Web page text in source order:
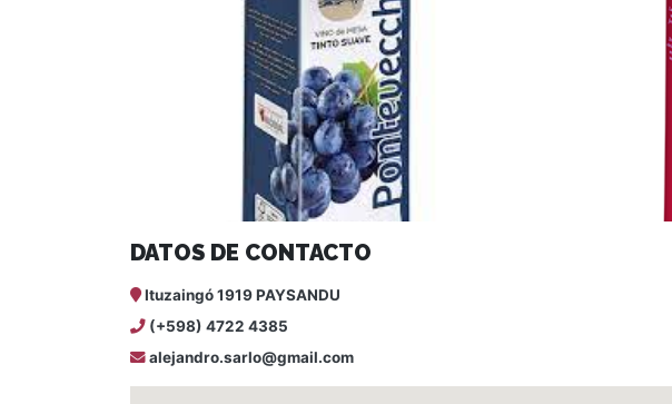
DATOS DE CONTACTO
Ituzaingó 1919 PAYSANDU
(+598) 4722 4385
alejandro.sarlo@gmail.com